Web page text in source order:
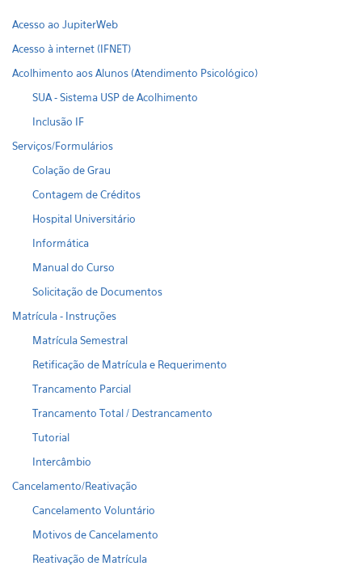
Acesso ao JupiterWeb
Acesso à internet (IFNET)
Acolhimento aos Alunos (Atendimento Psicológico)
SUA - Sistema USP de Acolhimento
Inclusão IF
Serviços/Formulários
Colação de Grau
Contagem de Créditos
Hospital Universitário
Informática
Manual do Curso
Solicitação de Documentos
Matrícula - Instruções
Matrícula Semestral
Retificação de Matrícula e Requerimento
Trancamento Parcial
Trancamento Total / Destrancamento
Tutorial
Intercâmbio
Cancelamento/Reativação
Cancelamento Voluntário
Motivos de Cancelamento
Reativação de Matrícula